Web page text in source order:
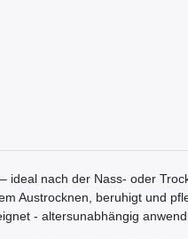
ideal nach der Nass- oder
Austrocknen, beruhigt und
- altersunabhängig